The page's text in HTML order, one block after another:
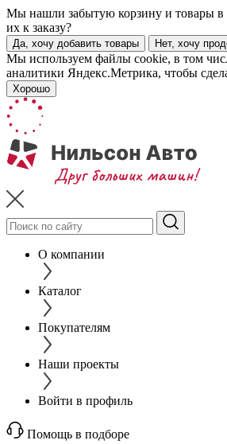
Мы нашли забытую корзину и товары в
их к заказу?
Да, хочу добавить товары Нет, хочу
Мы используем файлы cookie, в том
аналитики Яндекс.Метрика, чтобы
Хорошо
О компании
Каталог
Покупателям
Наши проекты
Войти в профиль
Помощь в подборе